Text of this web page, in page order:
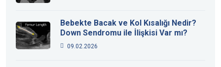
Bebekte Bacak ve Kol Kısalığı Nedir?
Down Sendromu ile İlişkisi Var mı?
09.02.2026